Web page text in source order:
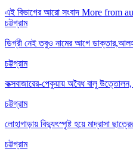
এই বিভাগের আরো সংবাদ More from
চট্টগ্রাম
ডিগ্রী নেই তবুও নামের আগে
চট্টগ্রাম
কক্সবাজারের-পেকুয়ায় অবৈধ বালু
চট্টগ্রাম
লোহাগাড়ায় বিদ্যুৎস্পৃষ্ট হয়ে মাদ্রাসা
চট্টগ্রাম